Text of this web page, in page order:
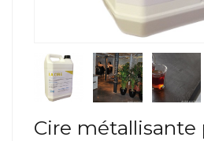
Cire métallisante